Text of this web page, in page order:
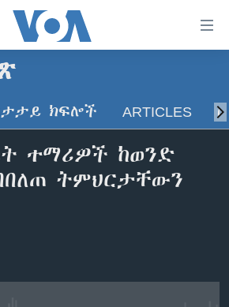
ዜና
ክፍሎች ARTICLES
ተማሪዎች ከወንድ
ትምህርታቸውን